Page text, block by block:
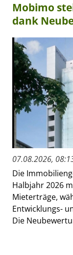
Mobimo
dank
07.08.2026,
Die
Halbjahr 2026
Mieterträge,
Entwicklungs-
Die